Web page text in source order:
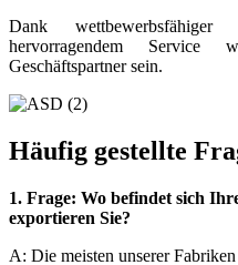
Dank
hervorragendem
Geschäftspartner sein.
Häufig gestellte
1. Frage: Wo befindet sich
exportieren Sie?
A: Die meisten unserer